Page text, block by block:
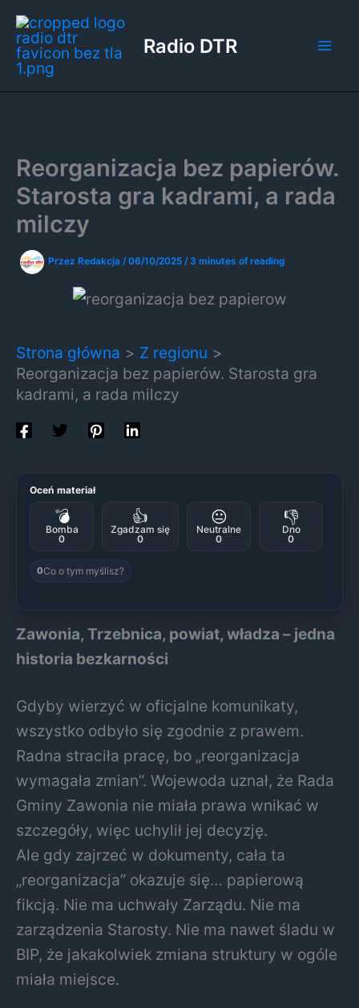
Przejdź
do
treści
Radio DTR
Reorganizacja bez papierów.
Starosta gra kadrami, a rada
milczy
Przez Redakcja /06/10/2025 / 3 minutes of reading
Strona główna
Z regionu
Reorganizacja bez papierów. Starosta gra
kadrami, a rada milczy
Oceń materiał
💣
Bomba
0
👍
Zgadzam się
0
😐
Neutralne
0
👎
Dno
0
0Co o tym myślisz?
Zawonia, Trzebnica, powiat, władza – jedna
historia bezkarności
Gdyby wierzyć w oficjalne komunikaty,
wszystko odbyło się zgodnie z prawem.
Radna straciła pracę, bo „reorganizacja
wymagała zmian”. Wojewoda uznał, że Rada
Gminy Zawonia nie miała prawa wnikać w
szczegóły, więc uchylił jej decyzję.
Ale gdy zajrzeć w dokumenty, cała ta
„reorganizacja” okazuje się… papierową
fikcją. Nie ma uchwały Zarządu. Nie ma
zarządzenia Starosty. Nie ma nawet śladu w
BIP, że jakakolwiek zmiana struktury w ogóle
miała miejsce.